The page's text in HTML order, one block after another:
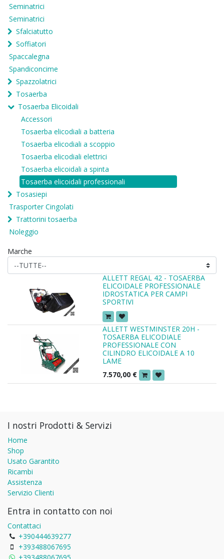
Seminatrici
Seminatrici
Sfalciatutto
Soffiatori
Spaccalegna
Spandiconcime
Spazzolatrici
Tosaerba
Tosaerba Elicoidali
Accessori
Tosaerba elicodiali a batteria
Tosaerba elicodiali a scoppio
Tosaerba elicodiali elettrici
Tosaerba elicoidali a spinta
Tosaerba elicoidali professionali
Tosasiepi
Trasporter Cingolati
Trattorini tosaerba
Noleggio
Marche
ALLETT REGAL 42 - TOSAERBA
ELICOIDALE PROFESSIONALE
IDROSTATICA PER CAMPI
SPORTIVI
ALLETT WESTMINSTER 20H -
TOSAERBA ELICODIALE
PROFESSIONALE CON
CILINDRO ELICOIDALE A 10
LAME
7.570,00 €
I nostri Prodotti & Servizi
Home
Shop
Usato Garantito
Ricambi
Assistenza
Servizio Clienti
Entra in contatto con noi
Contattaci
+390444639277
+393488067695